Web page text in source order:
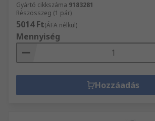
Gyártó cikkszáma 9183281
Részösszeg (1 pár)
5014 Ft(ÁFA nélkül)
Mennyiség
Hozzáadás